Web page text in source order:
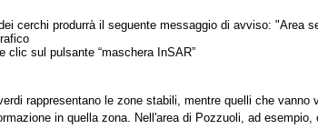
cerchi produrrà il seguente messaggio di avviso: "Area
sul pulsante “maschera InSAR”
rappresentano le zone stabili, mentre quelli che
in quella zona. Nell'area di Pozzuoli, ad